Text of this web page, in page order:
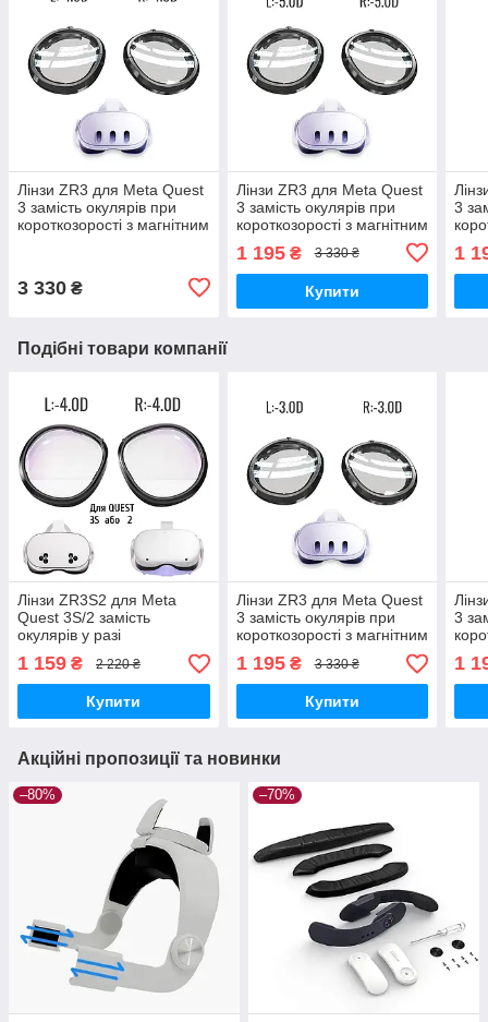
Лінзи ZR3 для Meta Quest
3 замість окулярів при
короткозорості з магнітним
3 330 ₴
Лінзи ZR3 для Meta Quest
3 замість окулярів при
короткозорості з магнітним
кріпленням, Anti Blue —
L:-5.0D R:-5.0D
1 195₴ 3 330 ₴
Купити
3
L:-
1
Подібні товари компанії
Лінзи ZR3S2 для Meta
Quest 3S/2 замість
окулярів у разі
короткозорості з магнітним
кріпленням, Anti Blue —
L:-4.0D R:-4.0D
1 159 ₴ 2 220 ₴
Купити
Лінзи ZR3 для Meta Quest
3 замість окулярів при
короткозорості з магнітним
кріпленням, Anti Blue —
L:-3.0D R:-3.0D
1 195₴ 3 330 ₴
Купити
3
L:-
1
Акційні пропозиції та новинки
–80% –70%